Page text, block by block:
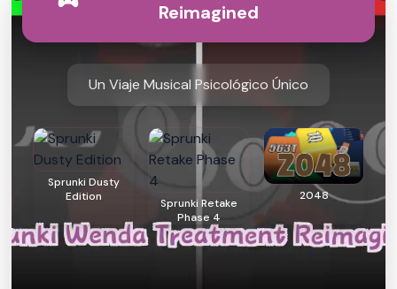
Reimagined
Un Viaje Musical Psicológico Único
Sprunki Dusty
Edition
Sprunki Retake
Phase 4
2048